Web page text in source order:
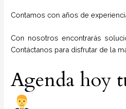
Contamos con años de
Con nosotros encontrarás
Contáctanos para disfrutar de la
Agenda hoy